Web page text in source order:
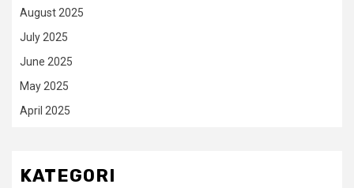
August 2025
July 2025
June 2025
May 2025
April 2025
KATEGORI